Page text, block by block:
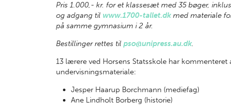
Pris 1.000,- kr. for et klassesæt med 35 bøger,
og adgang til www.1700-tallet.dkmed materiale
på samme gymnasium i 2 år.
Bestillinger rettes tilpso@unipress.au.dk.
13 lærere ved Horsens Statsskole har
undervisningsmateriale:
Jesper Haarup Borchmann (mediefag)
Ane Lindholt Borberg (historie)